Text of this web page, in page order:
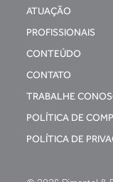
ATUAÇÃO
PROFISSIONAIS
CONTEÚDO
CONTATO
TRABALHE
POLÍTICA DE
POLÍTICA DE